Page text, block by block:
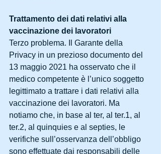
Trattamento dei dati relativi alla
vaccinazione dei lavoratori
Terzo problema. Il Garante della
Privacy in un prezioso documento del
13 maggio 2021 ha osservato che il
medico competente è l’unico soggetto
legittimato a trattare i dati relativi alla
vaccinazione dei lavoratori. Ma
notiamo che, in base al ter, al ter.1, al
ter.2, al quinquies e al septies, le
verifiche sull’osservanza dell’obbligo
sono effettuate dai responsabili delle